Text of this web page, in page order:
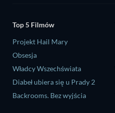
Top 5 Filmów
Projekt Hail Mary
Obsesja
Władcy Wszechświata
Diabeł ubiera się u Prady 2
Backrooms. Bez wyjścia